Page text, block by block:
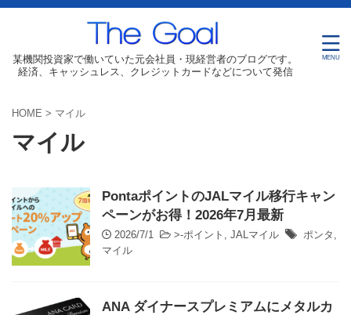
某機関投資家で働いていた元会社員・現経営者のブログです。
経済、キャッシュレス、クレジットカードなどについて発信
HOME > マイル
マイル
PontaポイントのJALマイル移行キャン
ペーンがお得！2026年7月最新
2026/7/1 >-ポイント , JALマイル ポンタ ,
マイル
ANA ダイナースプレミアムにメタルカ